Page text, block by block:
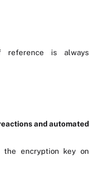
reference is always
and automated
the encryption key on